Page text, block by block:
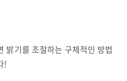
밝기를 조절하는 구체적인 방법
!